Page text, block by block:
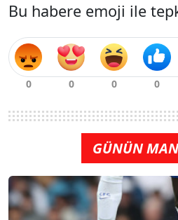
Bu habere emoji ile
GÜNÜN